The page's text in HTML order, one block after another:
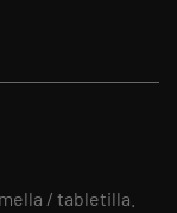
/ tabletilla.